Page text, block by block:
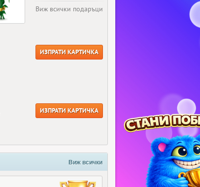
Виж всички подаръци
ИЗПРАТИ КАРТИЧКА
ИЗПРАТИ КАРТИЧКА
Виж всички